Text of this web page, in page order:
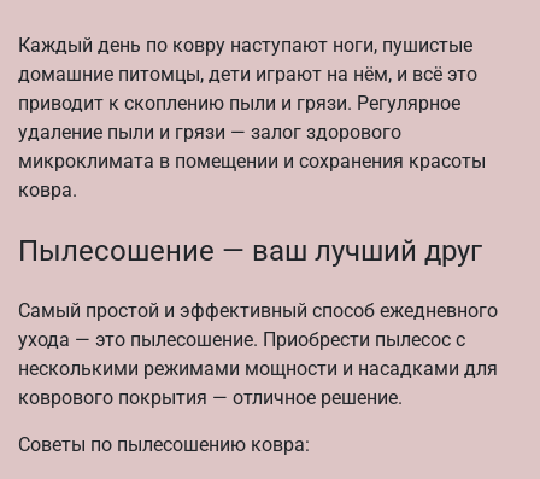
Каждый день по ковру наступают ноги, пушистые
домашние питомцы, дети играют на нём, и всё это
приводит к скоплению пыли и грязи. Регулярное
удаление пыли и грязи — залог здорового
микроклимата в помещении и сохранения красоты
ковра.
Пылесошение — ваш лучший друг
Самый простой и эффективный способ ежедневного
ухода — это пылесошение. Приобрести пылесос с
несколькими режимами мощности и насадками для
коврового покрытия — отличное решение.
Советы по пылесошению ковра: